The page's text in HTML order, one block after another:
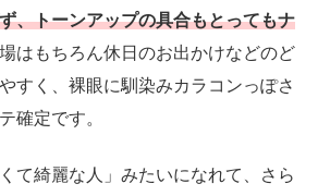
、トーンアップの具合もとってもナ
はもちろん休日のお出かけなどのど
すく、裸眼に馴染みカラコンっぽさ
確定です。
て綺麗な人」みたいになれて、さら